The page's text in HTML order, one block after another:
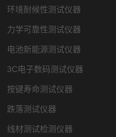
环境耐候性测试仪器
力学可靠性测试仪器
电池新能源测试仪器
3C电子数码测试仪器
按键寿命测试仪器
跌落测试仪器
线材测试检测仪器